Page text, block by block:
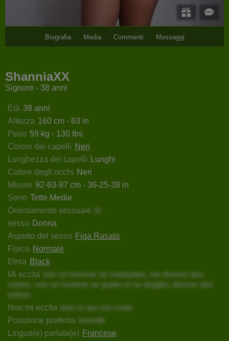
Biografia Media Commenti Messaggi
ShanniaXX
Signore - 38 anni
Età 38 anni
Altezza 160 cm - 63 in
Peso 59 kg - 130 lbs
Colore dei capelli Neri
Lunghezza dei capelli Lunghi
Colore degli occhi Neri
Misure 92-63-97 cm - 36-25-38 in
Seno Tette Medie
Orientamento sessuale
bi
sesso Donna
Aspetto del sesso Figa Rasata
Fisico Normale
Etnia Black
Mi eccita voir un homme se masturber, me donner des
ordres, voir un homme se goder et se doigter, donner des
ordres
Non mi eccita tout ce qui est crade
Posizione preferita
levrette
Lingua(e) parlata(e) Francese